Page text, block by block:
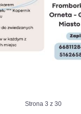
Strona 3 z 30